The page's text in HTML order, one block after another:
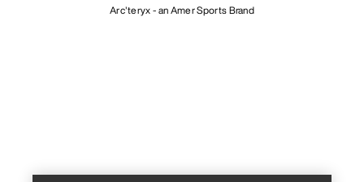
Arc'teryx - an Amer Sports Brand